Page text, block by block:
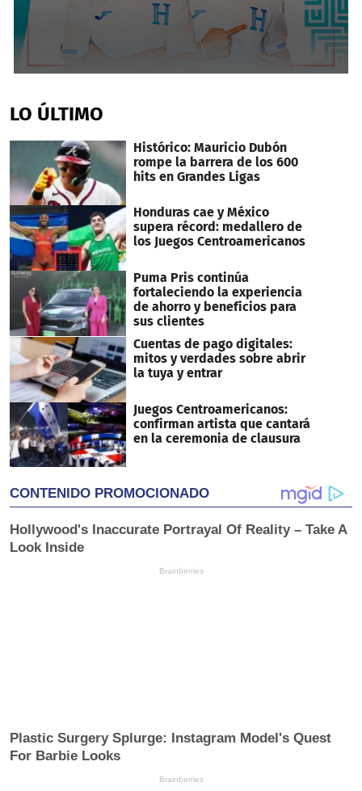
of
2
31
seconds
LO ÚLTIMO
Histórico: Mauricio Dubón
rompe la barrera de los 600
hits en Grandes Ligas
Honduras cae y México
supera récord: medallero de
los Juegos Centroamericanos
Puma Pris continúa
fortaleciendo la experiencia
de ahorro y beneficios para
sus clientes
Cuentas de pago digitales:
mitos y verdades sobre abrir
la tuya y entrar
Juegos Centroamericanos:
confirman artista que cantará
en la ceremonia de clausura